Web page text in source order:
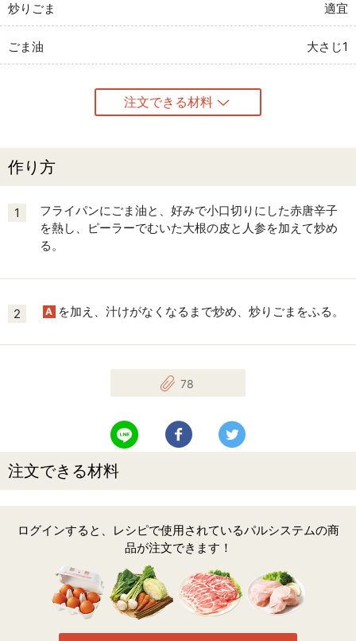
炒りごま 適宜
ごま油 大さじ1
注文できる材料
作り方
1
フライパンにごま油と、好みで小口切りにした赤唐辛子
を熱し、ピーラーでむいた大根の皮と人参を加えて炒め
る。
2 A を加え、汁けがなくなるまで炒め、炒りごまをふる。
78
LINEで送る Facebookでシェアする
注文できる材料
ログインすると、レシピで使用されているパルシステムの商
品が注文できます！